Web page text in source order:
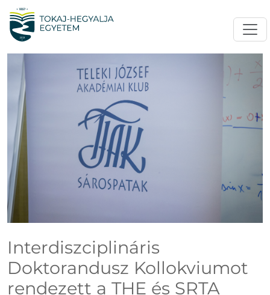
Interdiszciplináris
Doktorandusz Kollokviumot
rendezett a THE és SRTA